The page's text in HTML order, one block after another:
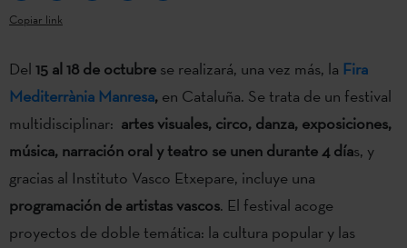
Copiar link
Del 15 al 18 de octubre se realizará, una vez más, la Fira
Mediterrània Manresa, en Cataluña. Se trata de un festival
multidisciplinar: artes visuales, circo, danza, exposiciones,
música, narración oral y teatro se unen durante 4 días, y
gracias al Instituto Vasco Etxepare, incluye una
programación de artistas vascos. El festival acoge
proyectos de doble temática: la cultura popular y las